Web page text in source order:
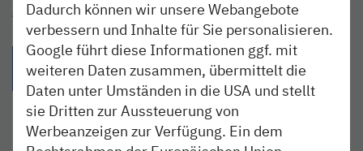
Teilen:
{{Link öffnet facebook teilen in neuem
{{Link öffnet twitter teilen in neuem
{{Link öffnet whatsapp teilen in
{{per E-Mail teilen}} -
Dadurch können wir unsere Webangebote
verbessern und Inhalte für Sie personalisieren.
Google führt diese Informationen ggf. mit
weiteren Daten zusammen, übermittelt die
Daten unter Umständen in die USA und stellt
sie Dritten zur Aussteuerung von
Werbeanzeigen zur Verfügung. Ein dem